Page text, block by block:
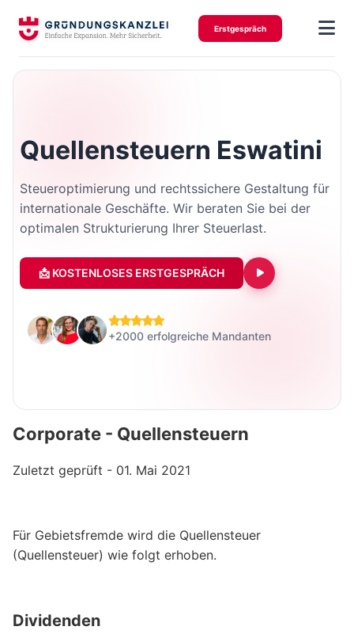
Erstgespräch
Quellensteuern Eswatini
Steueroptimierung und rechtssichere Gestaltung für
internationale Geschäfte. Wir beraten Sie bei der
optimalen Strukturierung Ihrer Steuerlast.
📩 KOSTENLOSES ERSTGESPRÄCH
+2000 erfolgreiche Mandanten
Corporate - Quellensteuern
Zuletzt geprüft - 01. Mai 2021
Für Gebietsfremde wird die Quellensteuer
(Quellensteuer) wie folgt erhoben.
Dividenden